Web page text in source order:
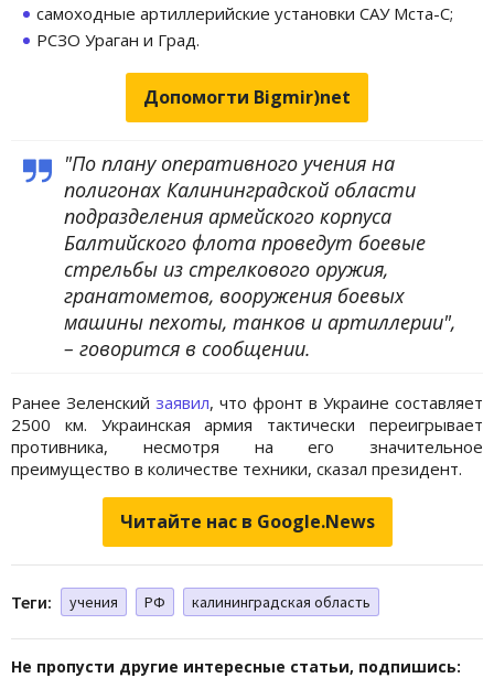
самоходные артиллерийские установки САУ Мста-С;
РСЗО Ураган и Град.
Допомогти Bigmir)net
"По плану оперативного учения на
полигонах Калининградской области
подразделения армейского корпуса
Балтийского флота проведут боевые
стрельбы из стрелкового оружия,
гранатометов, вооружения боевых
машины пехоты, танков и артиллерии",
– говорится в сообщении.
Ранее Зеленский заявил, что фронт в Украине составляет
2500 км. Украинская армия тактически переигрывает
противника, несмотря на его значительное
преимущество в количестве техники, сказал президент.
Читайте нас в Google.News
Теги: учения РФ калининградская область
Не пропусти другие интересные статьи, подпишись: